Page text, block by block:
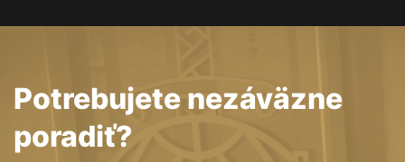
Potrebujete nezáväzne
poradiť?